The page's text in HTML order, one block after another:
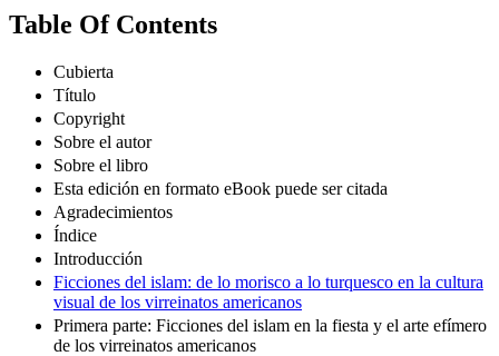
Table Of Contents
Cubierta
Título
Copyright
Sobre el autor
Sobre el libro
Esta edición en formato eBook puede ser citada
Agradecimientos
Índice
Introducción
Ficciones del islam: de lo morisco a lo turquesco en la cultura
visual de los virreinatos americanos
Primera parte: Ficciones del islam en la fiesta y el arte efímero
de los virreinatos americanos